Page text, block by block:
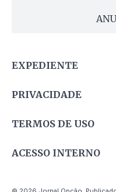
EXPEDIENTE
PRIVACIDADE
TERMOS DE USO
ACESSO INTERNO